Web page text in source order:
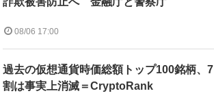
08/06 17:00
過去の仮想通貨時価総額トップ100銘柄、7
割は事実上消滅＝CryptoRank